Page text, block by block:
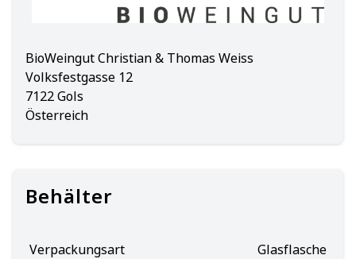
BioWeingut Christian & Thomas Weiss
Volksfestgasse 12
7122 Gols
Österreich
Behälter
Verpackungsart
Glasflasche